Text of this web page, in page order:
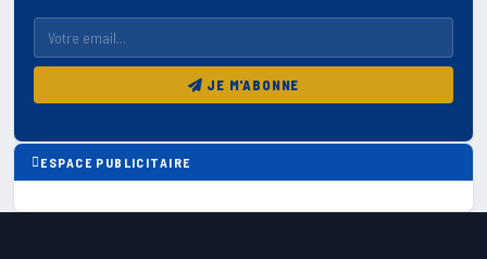
JE M'ABONNE
ESPACE PUBLICITAIRE